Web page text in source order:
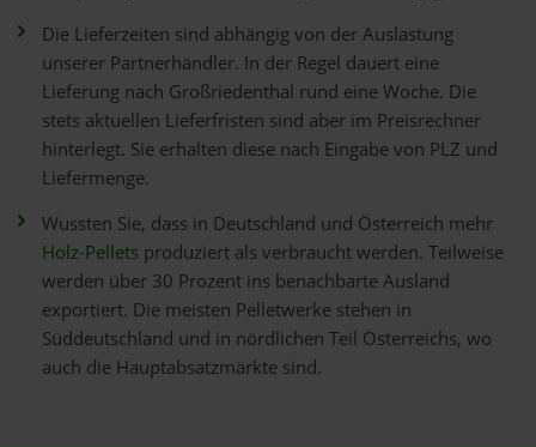
Die Lieferzeiten sind abhängig von der Auslastung
unserer Partnerhändler. In der Regel dauert eine
Lieferung nach Großriedenthal rund eine Woche. Die
stets aktuellen Lieferfristen sind aber im Preisrechner
hinterlegt. Sie erhalten diese nach Eingabe von PLZ und
Liefermenge.
Wussten Sie, dass in Deutschland und Österreich mehr
Holz-Pellets produziert als verbraucht werden. Teilweise
werden über 30 Prozent ins benachbarte Ausland
exportiert. Die meisten Pelletwerke stehen in
Süddeutschland und in nördlichen Teil Österreichs, wo
auch die Hauptabsatzmärkte sind.